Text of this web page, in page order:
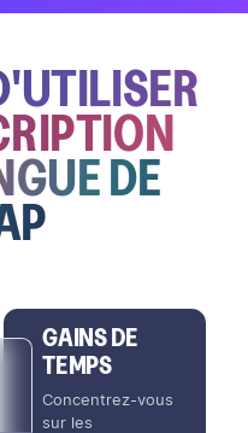
DE
GAINS DE
TEMPS
Concentrez-vous
sur les